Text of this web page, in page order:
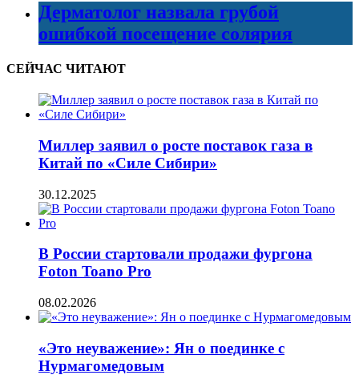
Дерматолог назвала грубой
ошибкой посещение солярия
СЕЙЧАС ЧИТАЮТ
Миллер заявил о росте поставок газа в
Китай по «Силе Сибири»
30.12.2025
В России стартовали продажи фургона
Foton Toano Pro
08.02.2026
«Это неуважение»: Ян о поединке с
Нурмагомедовым